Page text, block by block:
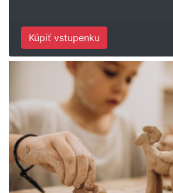
Kúpiť vstupenku